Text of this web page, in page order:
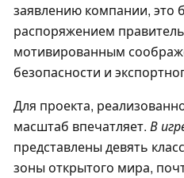
заявлению компании, это
распоряжением
мотивированным
безопасности и
Для проекта,
масштаб впечатляет. В
представлены девять
зоны открытого мира,